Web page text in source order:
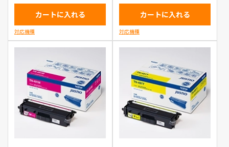
カートに入れる
対応機種
カートに入れる
対応機種